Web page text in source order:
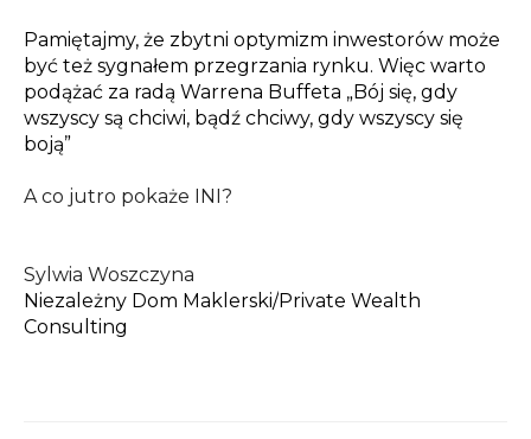
Pamiętajmy, że zbytni optymizm inwestorów może
być też sygnałem przegrzania rynku. Więc warto
podążać za radą Warrena Buffeta „Bój się, gdy
wszyscy są chciwi, bądź chciwy, gdy wszyscy się
boją”
A co jutro pokaże INI?
Sylwia Woszczyna
Niezależny Dom Maklerski/Private Wealth
Consulting